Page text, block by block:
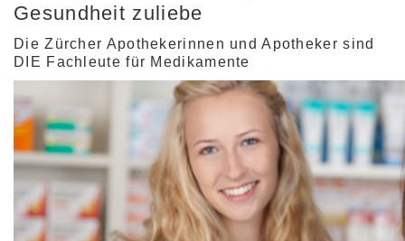
Gesundheit zuliebe
Die Zürcher Apothekerinnen und Apotheker sind
DIE Fachleute für Medikamente